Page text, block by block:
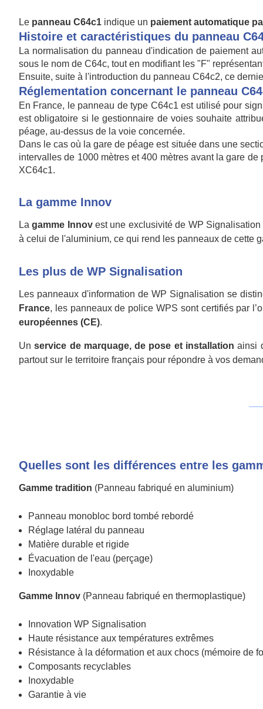
Le panneau C64c1 indique un paiement automatique
Histoire et caractéristiques du panneau
La normalisation du panneau d'indication de paiement
sous le nom de C64c, tout en modifiant les "F"
Ensuite, suite à l'introduction du panneau C64c2, ce
Réglementation concernant le panneau
En France, le panneau de type C64c1 est utilisé pour
est obligatoire si le gestionnaire de voies souhaite
péage, au-dessus de la voie concernée.
Dans le cas où la gare de péage est située dans une
intervalles de 1000 mètres et 400 mètres avant la gare
XC64c1.
La gamme Innov
Lagamme Innovest une exclusivité de WP Signalisation
à celui de l'aluminium, ce qui rend les panneaux de cette
Les plus de WP Signalisation
Les panneaux d'information de WP Signalisation se
France, les panneaux de police WPS sont certifiés par
européennes (CE).
Un service de marquage, de pose et installation ainsi
partout sur le territoire français pour répondre à vos
Quelles sont les différences entre les
Gamme tradition (Panneau fabriqué en aluminium)
Panneau monobloc bord tombé rebordé
Réglage latéral du panneau
Matière durable et rigide
Évacuation de l'eau (perçage)
Inoxydable
Gamme Innov (Panneau fabriqué en thermoplastique)
Innovation WP Signalisation
Haute résistance aux températures extrêmes
Résistance à la déformation et aux chocs (mémoire de
Composants recyclables
Inoxydable
Garantie à vie